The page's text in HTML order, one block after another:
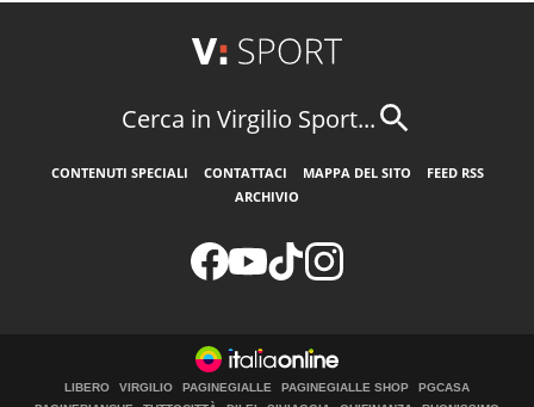
Cerca in Virgilio Sport...
CONTENUTI SPECIALI CONTATTACI MAPPA DEL SITO
FEED RSS
ARCHIVIO
LIBERO VIRGILIO PAGINEGIALLE PAGINEGIALLE SHOP
PGCASA